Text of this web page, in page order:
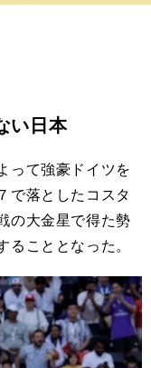
い日本
って強豪ドイツを
で落としたコスタ
の大金星で得た勢
こととなった。